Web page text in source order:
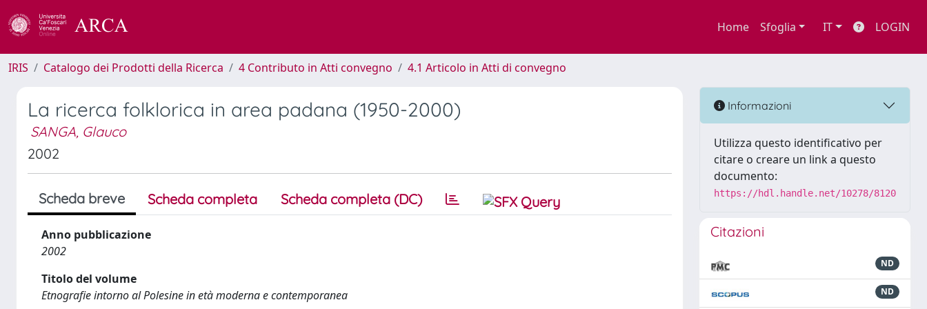
Home Sfoglia IT LOGIN
IRIS Catalogo dei Prodotti della Ricerca 4 Contributo in Atti convegno 4.1 Articolo in Atti di convegno
La ricerca folklorica in area padana (1950-2000)
SANGA, Glauco
2002
Scheda breve Scheda completa Scheda completa (DC)
Anno pubblicazione
2002
Titolo del volume
Etnografie intorno al Polesine in età moderna e contemporanea
Informazioni
Utilizza questo identificativo per
citare o creare un link a questo
documento:
https://hdl.handle.net/10278/8120
Citazioni
ND
ND